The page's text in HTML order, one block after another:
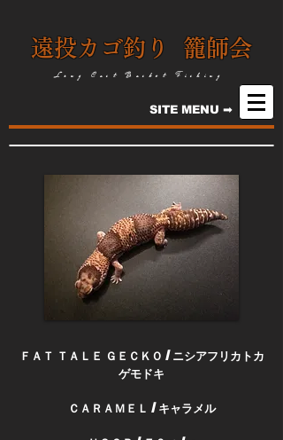
遠投カゴ釣り 籠師会
Long Cast Basket Fishing
SITE MENU ➡
ＦＡＴ ＴＡＬＥ ＧＥＣＫＯ / ニシアフリカトカ
ゲモドキ
ＣＡＲＡＭＥＬ / キャラメル